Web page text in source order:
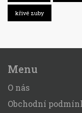
křivé zuby
Menu
O nás
Obchodní